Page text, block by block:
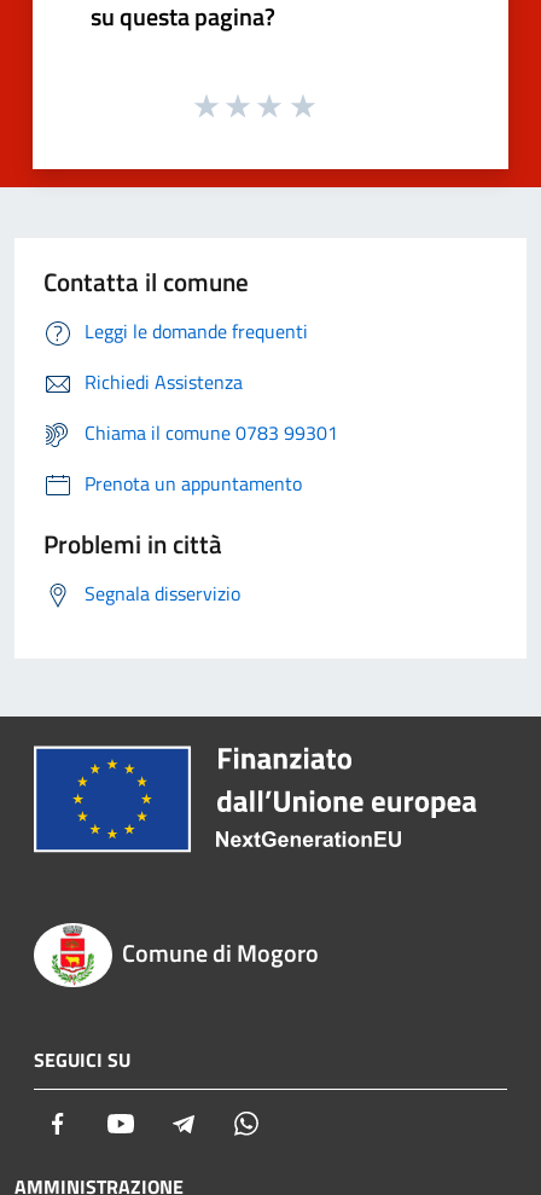
su questa pagina?
Contatta il comune
Leggi le domande frequenti
Richiedi Assistenza
Chiama il comune 0783 99301
Prenota un appuntamento
Problemi in città
Segnala disservizio
Comune di Mogoro
SEGUICI SU
Facebook Youtube Telegram
AMMINISTRAZIONE